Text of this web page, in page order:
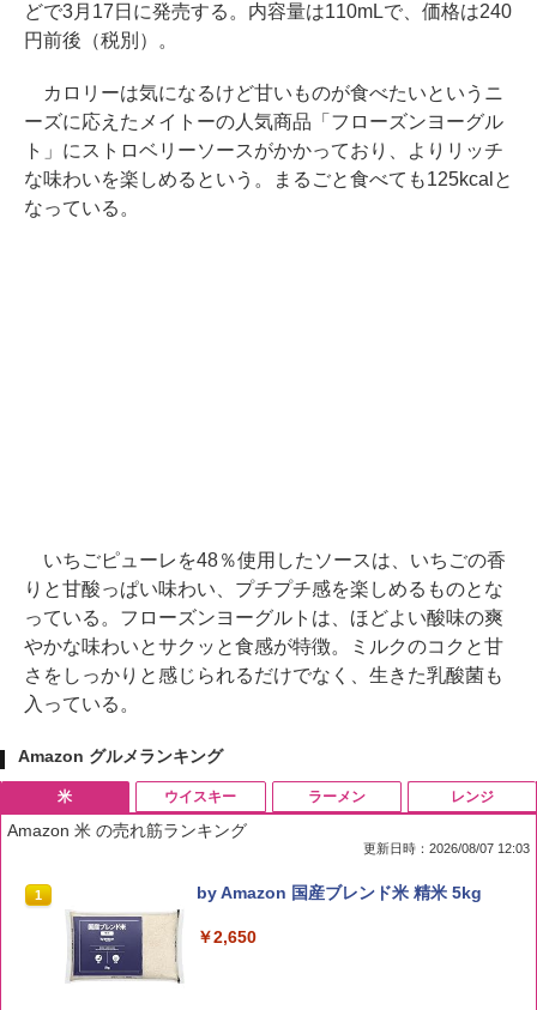
どで3月17日に発売する。内容量は110mLで、価格は240
円前後（税別）。
カロリーは気になるけど甘いものが食べたいというニ
ーズに応えたメイトーの人気商品「フローズンヨーグル
ト」にストロベリーソースがかかっており、よりリッチ
な味わいを楽しめるという。まるごと食べても125kcalと
なっている。
いちごピューレを48％使用したソースは、いちごの香
りと甘酸っぱい味わい、プチプチ感を楽しめるものとな
っている。フローズンヨーグルトは、ほどよい酸味の爽
やかな味わいとサクッと食感が特徴。ミルクのコクと甘
さをしっかりと感じられるだけでなく、生きた乳酸菌も
入っている。
Amazon グルメランキング
米
Amazon 米 の売れ筋ランキング
更新日時：2026/08/07 12:03
1 by Amazon 国産ブレンド米 精米 5kg
￥2,650
ウイスキー ラーメン レンジ